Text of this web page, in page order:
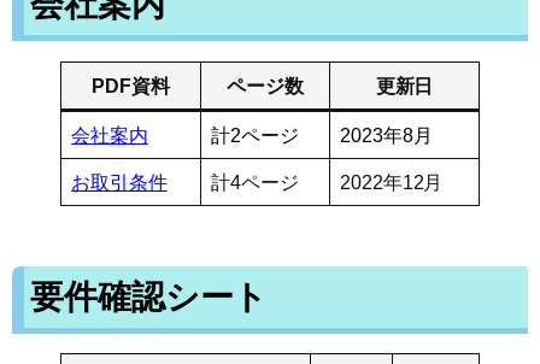
PDF資料 ページ数 更新日
会社案内 計2ページ 2023年8月
お取引条件 計4ページ 2022年12月
要件確認シート